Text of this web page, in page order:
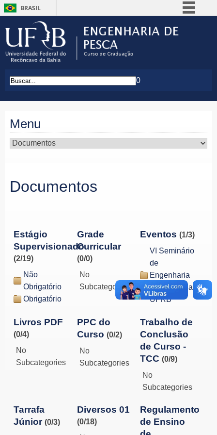
BRASIL
Legislação
Canais
0
Menu
Documentos
Estágio
Supervisionado
(2/19)
Não
Obrigatório
Obrigatório
Grade
Curricular
(0/0)
No
Subcategories
Eventos (1/3)
VI Seminário
de
Engenharia
de Pesca da
UFRB
Livros PDF
(0/4)
No
Subcategories
PPC do
Curso (0/2)
No
Subcategories
Trabalho de
Conclusão
de Curso -
TCC (0/9)
No
Subcategories
Tarrafa
Júnior (0/3)
Diversos 01
(0/18)
Regulamento
de Ensino